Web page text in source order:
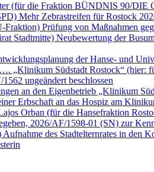
(für die Fraktion BÜNDNIS 90/
Mehr Zebrastreifen für Rostock
Prüfung von Maßnahmen
Stadtmitte) Neubewertung der
der Hanse- und
„Klinikum Südstadt Rostock“ (hier:
ungeändert beschlossen
an den Eigenbetrieb „Klinikum
Erbschaft an das Hospiz am
Orban (für die Hansefraktion
2026/AF/1598-01 (SN) zur
des Stadtelternrates in den